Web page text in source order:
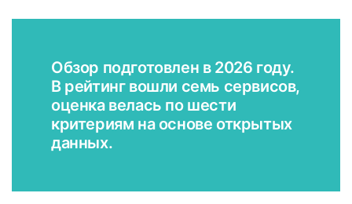
Обзор подготовлен в 2026 году.
В рейтинг вошли семь сервисов,
оценка велась по шести
критериям на основе открытых
данных.